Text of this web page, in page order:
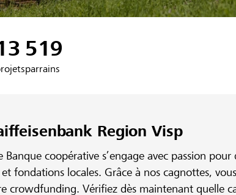
519
parrains
Region Visp
coopérative s’engage avec passion pour
fondations locales. Grâce à nos cagnottes,
crowdfunding. Vérifiez dès maintenant quelle